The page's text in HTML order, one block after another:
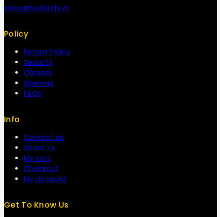
sales@fuvitech.vn
Policy
Return Policy
Security
Careers
Sitemap
FAQs
Info
Contact us
About us
My cart
Checkout
My account
Get To Know Us